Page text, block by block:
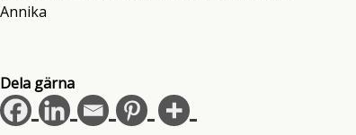
Annika
Dela gärna